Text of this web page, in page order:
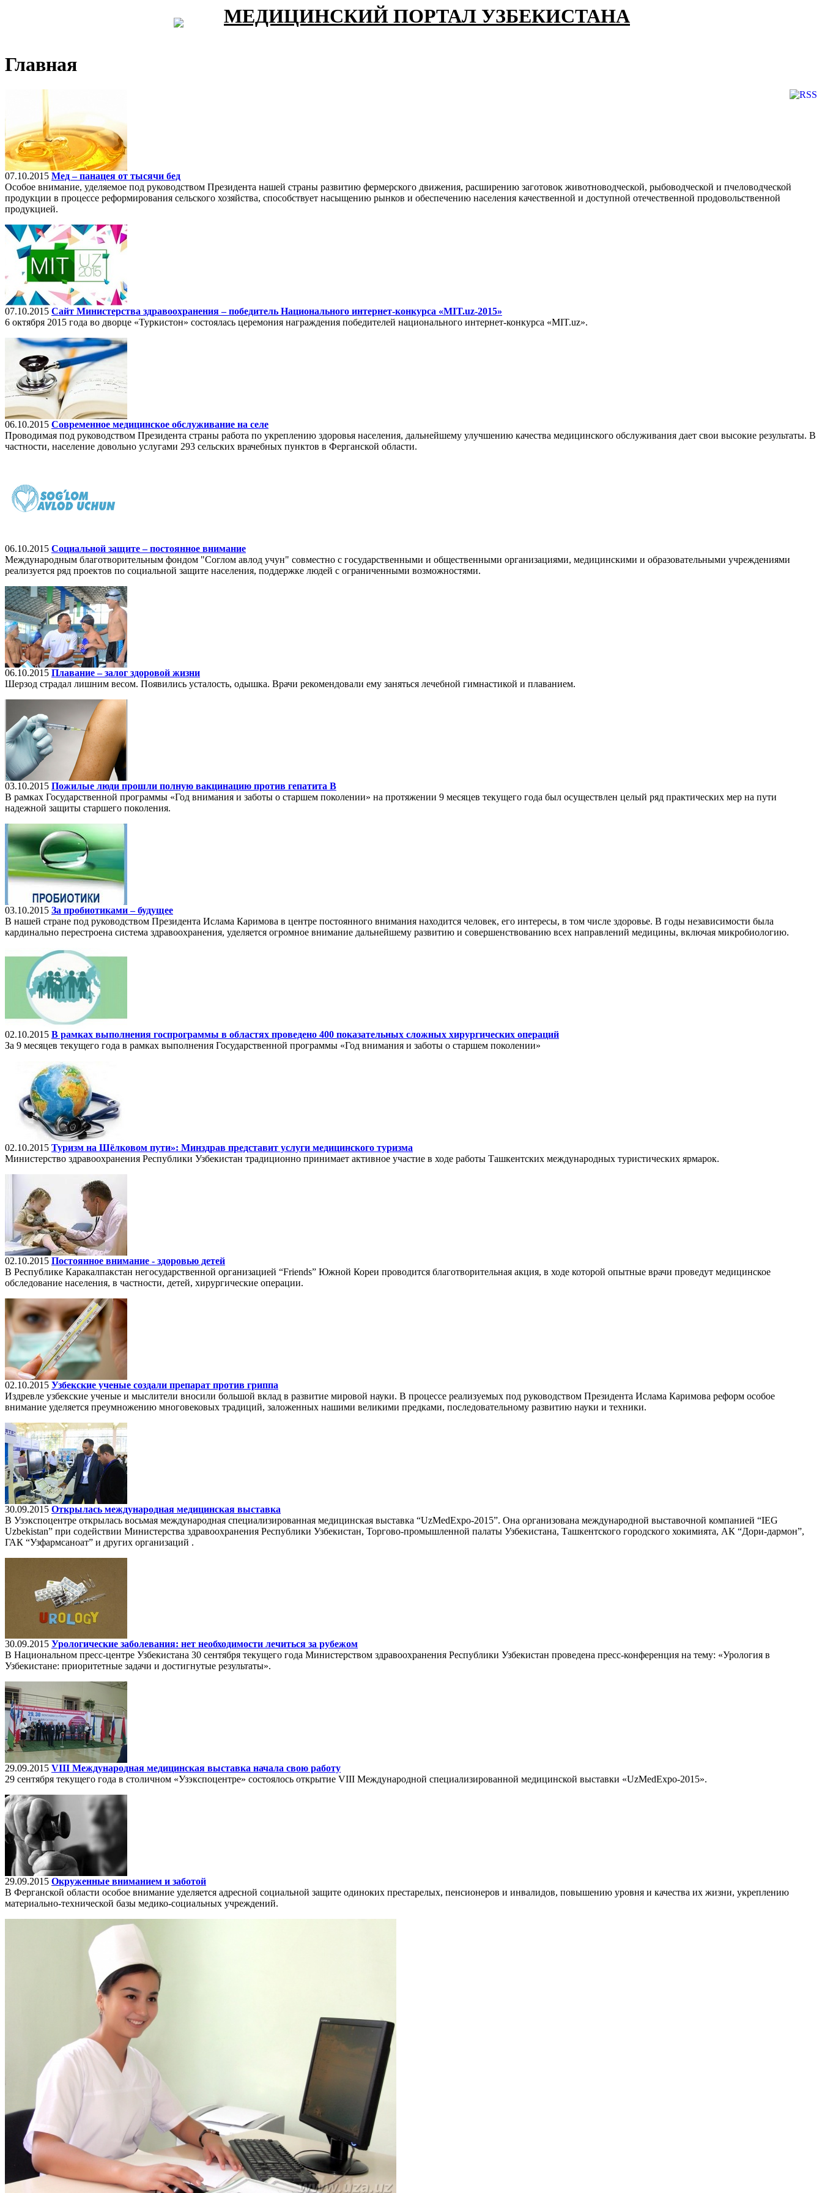
МЕДИЦИНСКИЙ ПОРТАЛ УЗБЕКИСТАНА
Главная
07.10.2015 Мед – панацея от тысячи бед
Особое внимание, уделяемое под руководством Президента нашей страны развитию фермерского движения, расширению заготовок животноводческой, рыбоводческой и пчеловодческой
продукции в процессе реформирования сельского хозяйства, способствует насыщению рынков и обеспечению населения качественной и доступной отечественной продовольственной
продукцией.
07.10.2015 Сайт Министерства здравоохранения – победитель Национального интернет-конкурса «MIT.uz-2015»
6 октября 2015 года во дворце «Туркистон» состоялась церемония награждения победителей национального интернет-конкурса «MIT.uz».
06.10.2015 Современное медицинское обслуживание на селе
Проводимая под руководством Президента страны работа по укреплению здоровья населения, дальнейшему улучшению качества медицинского обслуживания дает свои высокие результаты. В
частности, население довольно услугами 293 сельских врачебных пунктов в Ферганской области.
06.10.2015 Социальной защите – постоянное внимание
Международным благотворительным фондом "Соглом авлод учун" совместно с государственными и общественными организациями, медицинскими и образовательными учреждениями
реализуется ряд проектов по социальной защите населения, поддержке людей с ограниченными возможностями.
06.10.2015 Плавание – залог здоровой жизни
Шерзод страдал лишним весом. Появились усталость, одышка. Врачи рекомендовали ему заняться лечебной гимнастикой и плаванием.
03.10.2015 Пожилые люди прошли полную вакцинацию против гепатита В
В рамках Государственной программы «Год внимания и заботы о старшем поколении» на протяжении 9 месяцев текущего года был осуществлен целый ряд практических мер на пути
надежной защиты старшего поколения.
03.10.2015 За пробиотиками – будущее
В нашей стране под руководством Президента Ислама Каримова в центре постоянного внимания находится человек, его интересы, в том числе здоровье. В годы независимости была
кардинально перестроена система здравоохранения, уделяется огромное внимание дальнейшему развитию и совершенствованию всех направлений медицины, включая микробиологию.
02.10.2015 В рамках выполнения госпрограммы в областях проведено 400 показательных сложных хирургических операций
За 9 месяцев текущего года в рамках выполнения Государственной программы «Год внимания и заботы о старшем поколении»
02.10.2015 Туризм на Шёлковом пути»: Минздрав представит услуги медицинского туризма
Министерство здравоохранения Республики Узбекистан традиционно принимает активное участие в ходе работы Ташкентских международных туристических ярмарок.
02.10.2015 Постоянное внимание - здоровью детей
В Республике Каракалпакстан негосударственной организацией “Friends” Южной Кореи проводится благотворительная акция, в ходе которой опытные врачи проведут медицинское
обследование населения, в частности, детей, хирургические операции.
02.10.2015 Узбекские ученые создали препарат против гриппа
Издревле узбекские ученые и мыслители вносили большой вклад в развитие мировой науки. В процессе реализуемых под руководством Президента Ислама Каримова реформ особое
внимание уделяется преумножению многовековых традиций, заложенных нашими великими предками, последовательному развитию науки и техники.
30.09.2015 Открылась международная медицинская выставка
В Узэкспоцентре открылась восьмая международная специализированная медицинская выставка “UzMedExpo-2015”. Она организована международной выставочной компанией “IEG
Uzbekistan” при содействии Министерства здравоохранения Республики Узбекистан, Торгово-промышленной палаты Узбекистана, Ташкентского городского хокимията, АК “Дори-дармон”,
ГАК “Узфармсаноат” и других организаций .
30.09.2015 Урологические заболевания: нет необходимости лечиться за рубежом
В Национальном пресс-центре Узбекистана 30 сентября текущего года Министерством здравоохранения Республики Узбекистан проведена пресс-конференция на тему: «Урология в
Узбекистане: приоритетные задачи и достигнутые результаты».
29.09.2015 VIII Международная медицинская выставка начала свою работу
29 сентября текущего года в столичном «Узэкспоцентре» состоялось открытие VIII Международной специализированной медицинской выставки «UzMedExpo-2015».
29.09.2015 Окруженные вниманием и заботой
В Ферганской области особое внимание уделяется адресной социальной защите одиноких престарелых, пенсионеров и инвалидов, повышению уровня и качества их жизни, укреплению
материально-технической базы медико-социальных учреждений.